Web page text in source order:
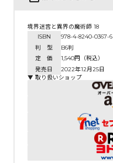
境界迷宮と異界の魔術師 18
ISBN
978-4-8240-0367-6
判 型
B6判
定 価
1,540円（税込）
発売日
2022年12月25日
▼ 取り扱いショップ